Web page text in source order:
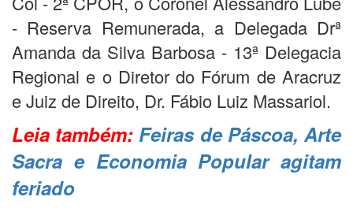
- Reserva Remunerada, a Delegada Drª
Amanda da Silva Barbosa - 13ª Delegacia
Regional e o Diretor do Fórum de Aracruz
e Juiz de Direito, Dr. Fábio Luiz Massariol.
Leia também: Feiras de Páscoa, Arte
Sacra e Economia Popular agitam
feriado